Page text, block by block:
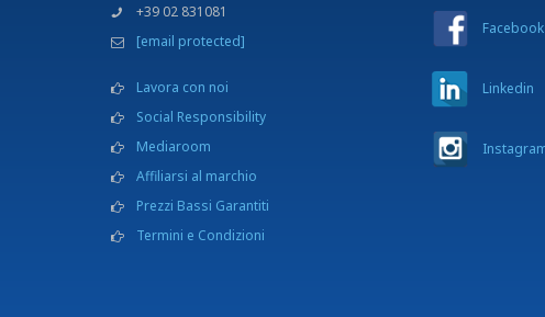
+39 02 831081
[email protected]
Lavora con noi
Social Responsibility
Mediaroom
Affiliarsi al marchio
Prezzi Bassi Garantiti
Termini e Condizioni
Facebook
Linkedin